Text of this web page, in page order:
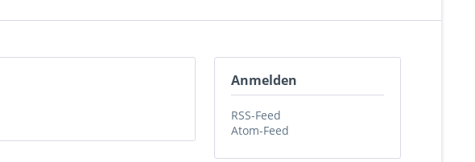
Anmelden
RSS-Feed
Atom-Feed